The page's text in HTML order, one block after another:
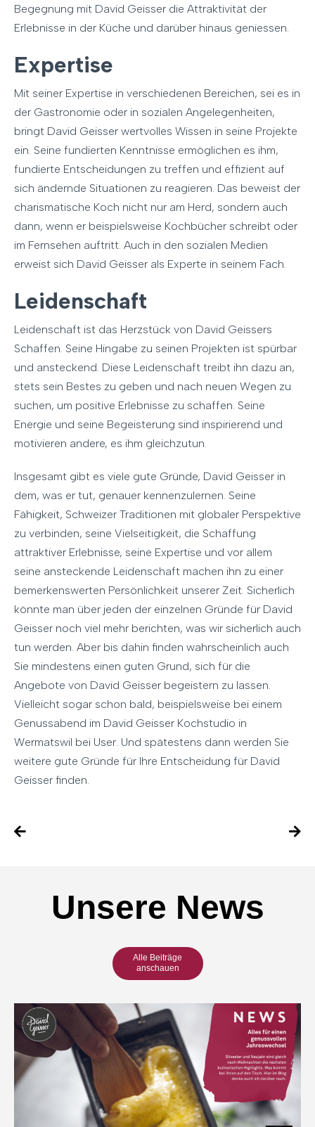
Begegnung mit David Geisser die Attraktivität der
Erlebnisse in der Küche und darüber hinaus geniessen.
Expertise
Mit seiner Expertise in verschiedenen Bereichen, sei es in
der Gastronomie oder in sozialen Angelegenheiten,
bringt David Geisser wertvolles Wissen in seine Projekte
ein. Seine fundierten Kenntnisse ermöglichen es ihm,
fundierte Entscheidungen zu treffen und effizient auf
sich ändernde Situationen zu reagieren. Das beweist der
charismatische Koch nicht nur am Herd, sondern auch
dann, wenn er beispielsweise Kochbücher schreibt oder
im Fernsehen auftritt. Auch in den sozialen Medien
erweist sich David Geisser als Experte in seinem Fach.
Leidenschaft
Leidenschaft ist das Herzstück von David Geissers
Schaffen. Seine Hingabe zu seinen Projekten ist spürbar
und ansteckend. Diese Leidenschaft treibt ihn dazu an,
stets sein Bestes zu geben und nach neuen Wegen zu
suchen, um positive Erlebnisse zu schaffen. Seine
Energie und seine Begeisterung sind inspirierend und
motivieren andere, es ihm gleichzutun.
Insgesamt gibt es viele gute Gründe, David Geisser in
dem, was er tut, genauer kennenzulernen. Seine
Fähigkeit, Schweizer Traditionen mit globaler Perspektive
zu verbinden, seine Vielseitigkeit, die Schaffung
attraktiver Erlebnisse, seine Expertise und vor allem
seine ansteckende Leidenschaft machen ihn zu einer
bemerkenswerten Persönlichkeit unserer Zeit. Sicherlich
könnte man über jeden der einzelnen Gründe für David
Geisser noch viel mehr berichten, was wir sicherlich auch
tun werden. Aber bis dahin finden wahrscheinlich auch
Sie mindestens einen guten Grund, sich für die
Angebote von David Geisser begeistern zu lassen.
Vielleicht sogar schon bald, beispielsweise bei einem
Genussabend im David Geisser Kochstudio in
Wermatswil bei User. Und spätestens dann werden Sie
weitere gute Gründe für Ihre Entscheidung für David
Geisser finden.
Unsere News
Alle Beiträge
anschauen